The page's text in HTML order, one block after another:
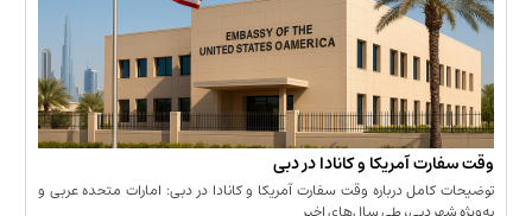
آمریکا و کانادا در دبی
درباره وقت سفارت آمریکا و کانادا در دبی: امارات متحده عربی و